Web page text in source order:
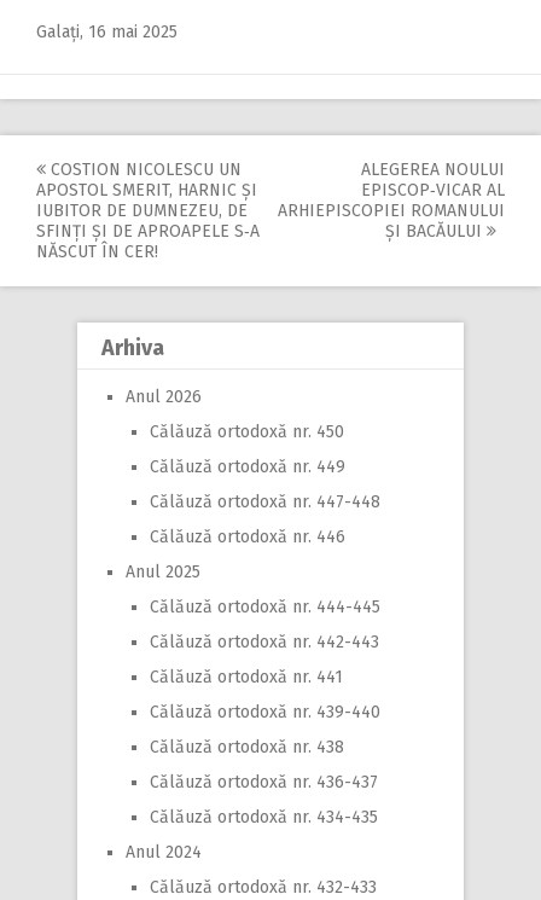
Galați, 16 mai 2025
Post
navigation
COSTION NICOLESCU UN
APOSTOL SMERIT, HARNIC ȘI
IUBITOR DE DUMNEZEU, DE
SFINȚI ȘI DE APROAPELE S‑A
NĂSCUT ÎN CER!
ALEGEREA NOULUI
EPISCOP‑VICAR AL
ARHIEPISCOPIEI ROMANULUI
ȘI BACĂULUI
Arhiva
Anul 2026
Călăuză ortodoxă nr. 450
Călăuză ortodoxă nr. 449
Călăuză ortodoxă nr. 447-448
Călăuză ortodoxă nr. 446
Anul 2025
Călăuză ortodoxă nr. 444-445
Călăuză ortodoxă nr. 442-443
Călăuză ortodoxă nr. 441
Călăuză ortodoxă nr. 439-440
Călăuză ortodoxă nr. 438
Călăuză ortodoxă nr. 436-437
Călăuză ortodoxă nr. 434-435
Anul 2024
Călăuză ortodoxă nr. 432-433